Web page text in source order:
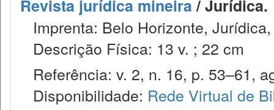
Revista jurídica mineira/ Jurídica.
Imprenta: Belo Horizonte,
Descrição Física: 13 v. ; 22 cm
Referência: v. 2, n. 16, p. 53–61,
Disponibilidade: Rede Virtual de